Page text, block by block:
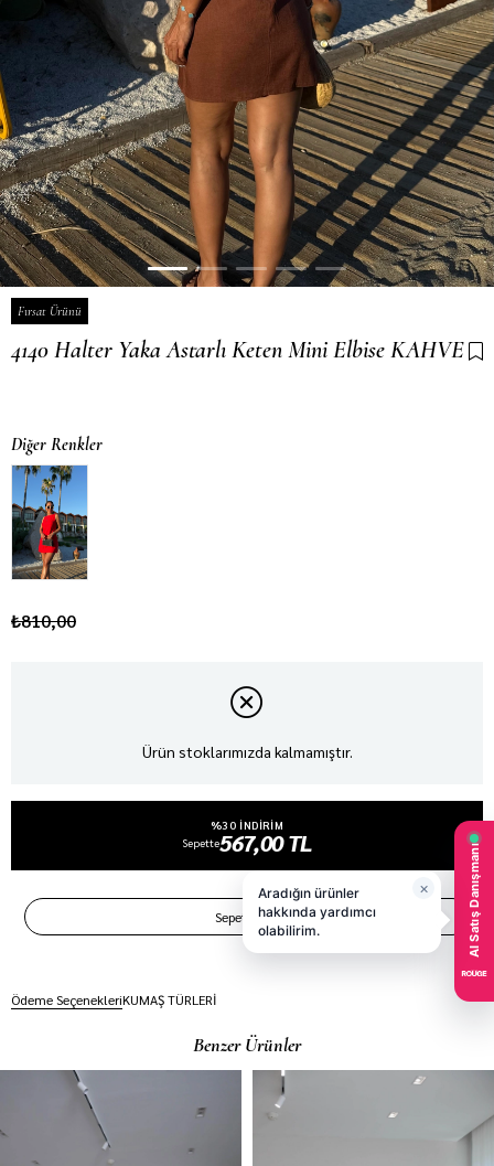
Fırsat Ürünü
4140 Halter Yaka Astarlı Keten Mini Elbise KAHVE
Diğer Renkler
₺810,00
Ürün stoklarımızda kalmamıştır.
%30 INDIRIM
Sepette567,00 TL
Ödeme SeçenekleriKUMAŞ TÜRLERİ
Benzer Ürünler